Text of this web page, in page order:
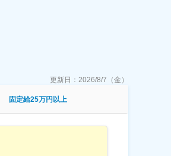
更新日： 2026/8/7（金）
固定給25万円以上